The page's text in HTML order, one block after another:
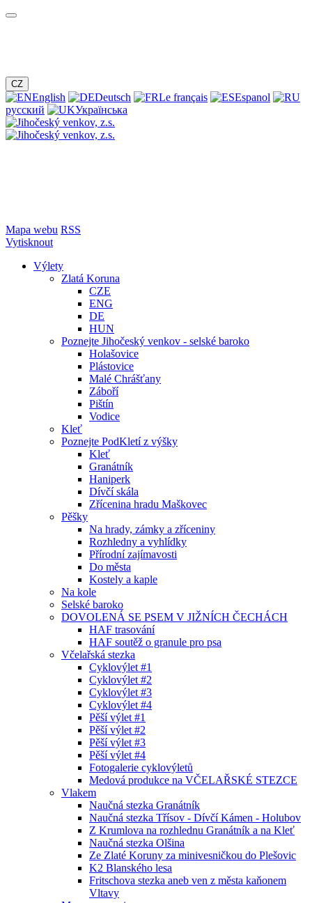
CZ
English Deutsch Le français
Espanol
русский
Українська
Mapa webu RSS
Vytisknout
Výlety
Zlatá Koruna
CZE
ENG
DE
HUN
Poznejte Jihočeský venkov - selské baroko
Holašovice
Plástovice
Malé Chrášťany
Záboří
Pištín
Vodice
Kleť
Poznejte PodKletí z výšky
Kleť
Granátník
Haniperk
Dívčí skála
Zřícenina hradu Maškovec
Pěšky
Na hrady, zámky a zříceniny
Rozhledny a vyhlídky
Přírodní zajímavosti
Do města
Kostely a kaple
Na kole
Selské baroko
DOVOLENÁ SE PSEM V JIŽNÍCH ČECHÁCH
HAF trasování
HAF soutěž o granule pro psa
Včelařská stezka
Cyklovýlet #1
Cyklovýlet #2
Cyklovýlet #3
Cyklovýlet #4
Pěší výlet #1
Pěší výlet #2
Pěší výlet #3
Pěší výlet #4
Fotogalerie cyklovýletů
Medová produkce na VČELAŘSKÉ STEZCE
Vlakem
Naučná stezka Granátník
Naučná stezka Třísov - Dívčí Kámen - Holubov
Z Krumlova na rozhlednu Granátník a na Kleť
Naučná stezka Olšina
Ze Zlaté Koruny za minivesničkou do Plešovic
K2 Blanského lesa
Fritschova stezka aneb ven z města kaňonem
Vltavy